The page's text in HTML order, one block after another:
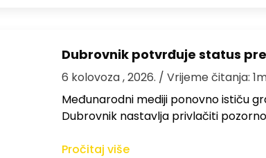
Dubrovnik potvrđuje status
6 kolovoza , 2026. / Vrijeme čitanja:
Međunarodni mediji ponovno ističu
Dubrovnik nastavlja privlačiti
Pročitaj više